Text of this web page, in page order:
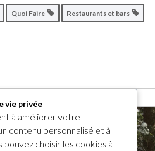
Quoi Faire Restaurants et bars
vie privée
à améliorer votre
contenu personnalisé et à
pouvez choisir les cookies à